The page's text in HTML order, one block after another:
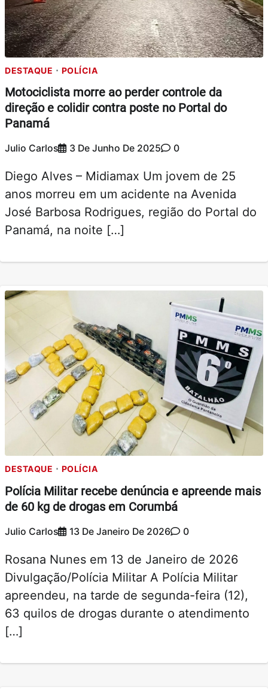
DESTAQUE POLÍCIA
Motociclista morre ao perder controle da
direção e colidir contra poste no Portal do
Panamá
Julio Carlos 3 De Junho De 2025 0
Diego Alves – Midiamax Um jovem de 25
anos morreu em um acidente na Avenida
José Barbosa Rodrigues, região do Portal do
Panamá, na noite […]
DESTAQUE POLÍCIA
Polícia Militar recebe denúncia e apreende mais
de 60 kg de drogas em Corumbá
Julio Carlos 13 De Janeiro De 2026 0
Rosana Nunes em 13 de Janeiro de 2026
Divulgação/Polícia Militar A Polícia Militar
apreendeu, na tarde de segunda-feira (12),
63 quilos de drogas durante o atendimento
[…]